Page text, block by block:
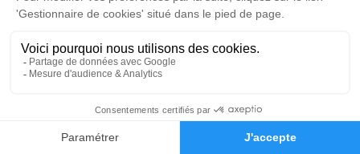
Faire-part Hommages
Cérémonie religieuse
Cimetière de Trépail
51380 Trépail